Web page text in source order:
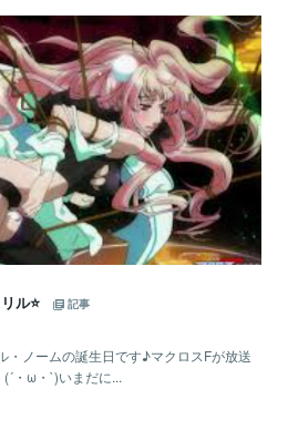
ル⭐
記事
・ノームの誕生日です♪マクロスFが放送
・ω・`)いまだに...